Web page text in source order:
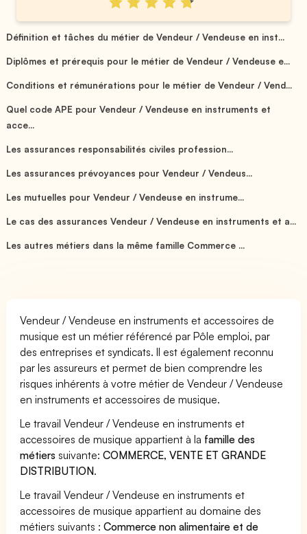
Définition et tâches du métier de Vendeur / Vendeuse en inst...
Diplômes et prérequis pour le métier de Vendeur / Vendeuse e...
Conditions et rémunérations pour le métier de Vendeur / Vend...
Quel code APE pour Vendeur / Vendeuse en instruments et
acce...
Les assurances responsabilités civiles profession...
Les assurances prévoyances pour Vendeur / Vendeus...
Les mutuelles pour Vendeur / Vendeuse en instrume...
Le cas des assurances Vendeur / Vendeuse en instruments et a...
Les autres métiers dans la même famille Commerce ...
Vendeur / Vendeuse en instruments et accessoires de
musique est un métier référencé par Pôle emploi, par
des entreprises et syndicats. Il est également reconnu
par les assureurs et permet de bien comprendre les
risques inhérents à votre métier de Vendeur / Vendeuse
en instruments et accessoires de musique.
Le travail Vendeur / Vendeuse en instruments et
accessoires de musique appartient à la famille des
métiers suivante:COMMERCE, VENTE ET GRANDE
DISTRIBUTION.
Le travail Vendeur / Vendeuse en instruments et
accessoires de musique appartient au domaine des
métiers suivants :Commerce non alimentaire et de